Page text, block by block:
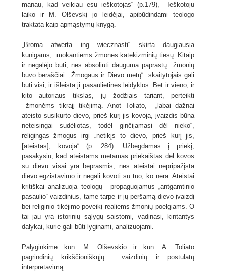
manau, kad veikiau esu ieškotojas“ (p.179), Ieškotoju
laiko ir M. Olševskį jo leidėjai, apibūdindami teologo
traktatą kaip apmąstymų knygą.
„Broma atwerta ing wiecznasti“ skirta daugiausia
kunigams, mokantiems žmones katekizminių tiesų. Kitaip
ir negalėjo būti, nes absoliuti dauguma paprastų žmonių
buvo beraščiai. „Žmogaus ir Dievo metų“ skaitytojais gali
būti visi, ir išleista ji pasaulietinės leidyklos. Bet ir vieno, ir
kito autoriaus tikslas, jų žodžiais tariant, perteikti
žmonėms tikrąjį tikėjimą. Anot Toliato, „labai dažnai
ateisto susikurto dievo, prieš kurį jis kovoja, įvaizdis būna
neteisingai sudėliotas, todėl ginčijamasi dėl nieko“,
religingas žmogus irgi „netikįs to dievo, prieš kurį jis,
[ateistas], kovoja“ (p. 284). Užbėgdamas į priekį,
pasakysiu, kad ateistams metamas priekaištas dėl kovos
su dievu visai yra beprasmis, nes ateistai nepripažįsta
dievo egzistavimo ir negali kovoti su tuo, ko nėra. Ateistai
kritiškai analizuoja teologų propaguojamus „antgamtinio
pasaulio“ vaizdinius, tame tarpe ir jų peršamą dievo įvaizdį
bei religinio tikėjimo poveikį realiems žmonių poelgiams. O
tai jau yra istorinių sąlygų saistomi, vadinasi, kintantys
dalykai, kurie gali būti lyginami, analizuojami.
Palyginkime kun. M. Olševskio ir kun. A. Toliato
pagrindinių krikščioniškųjų vaizdinių ir postulatų
interpretavimą.